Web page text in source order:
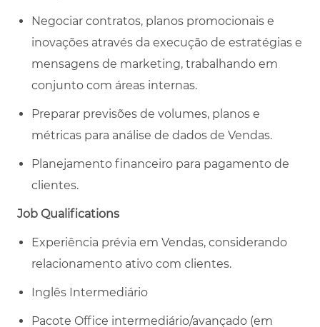
Negociar contratos, planos promocionais e
inovações através da execução de estratégias e
mensagens de marketing, trabalhando em
conjunto com áreas internas.
Preparar previsões de volumes, planos e
métricas para análise de dados de Vendas.
Planejamento financeiro para pagamento de
clientes.
Job Qualifications
Experiência prévia em Vendas, considerando
relacionamento ativo com clientes.
Inglês Intermediário
Pacote Office intermediário/avançado (em